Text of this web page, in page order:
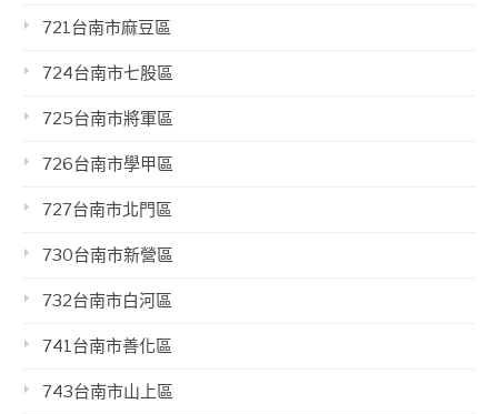
721台南市麻豆區
724台南市七股區
725台南市將軍區
726台南市學甲區
727台南市北門區
730台南市新營區
732台南市白河區
741台南市善化區
743台南市山上區